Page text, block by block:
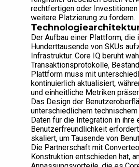
rechtfertigen oder
weitere Platzierung zu fordern.
Der Aufbau einer Plattform, die
Hunderttausende von SKUs
Infrastruktur. Core IQ beruht
Transaktionsprotokolle,
Plattform muss mit
kontinuierlich aktualisiert,
und einheitliche Metriken
Das Design der
unterschiedlichem
Daten für die Integration in
Benutzerfreundlichkeit
skaliert, um Tausende von
Die Partnerschaft mit
Konstruktion entschieden hat,